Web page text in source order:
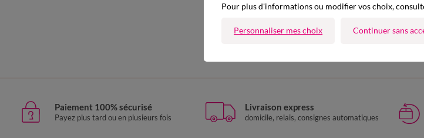
D'autres idées de
Paiement 100% sécurisé
Payez plus tard ou en plusieurs fois
Livraison express
domicile, relais, consignes automatiques
Pour plus d'informations ou modifier vos choix,
Personnaliser mes choix Continuer sans